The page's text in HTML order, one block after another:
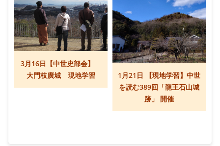
3月16日【中世史部会】
大門枝廣城 現地学習
1月21日 【現地学習】中世
を読む389回「龍王石山城
跡」 開催